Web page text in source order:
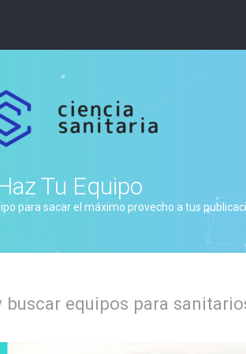
Tu Equipo
para sacar el máximo provecho a tus
equipos para